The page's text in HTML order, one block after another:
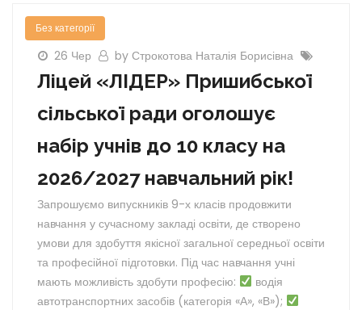
Без категорії
26 Чер by Строкотова Наталія Борисівна
Ліцей «ЛІДЕР» Пришибської
сільської ради оголошує
набір учнів до 10 класу на
2026/2027 навчальний рік!
Запрошуємо випускників 9-х класів продовжити
навчання у сучасному закладі освіти, де створено
умови для здобуття якісної загальної середньої освіти
та професійної підготовки. Під час навчання учні
мають можливість здобути професію:
водія
автотранспортних засобів (категорія «А», «В»);